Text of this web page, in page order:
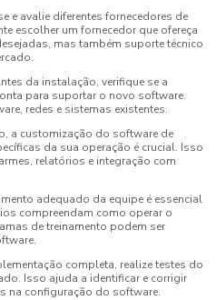
e avalie diferentes fornecedores de
escolher um fornecedor que ofereça
mas também suporte técnico
da instalação, verifique se a
para suportar o novo software.
redes e sistemas existentes.
a customização do software de
da sua operação é crucial. Isso
relatórios e integração com
adequado da equipe é essencial
compreendam como operar o
de treinamento podem ser
completa, realize testes do
Isso ajuda a identificar e corrigir
na configuração do software.